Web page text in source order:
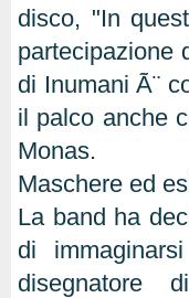
disco, "In
partecipazione
di Inumani Ã¨
il palco anche
Monas.
Maschere ed
La band ha
di
disegnatore